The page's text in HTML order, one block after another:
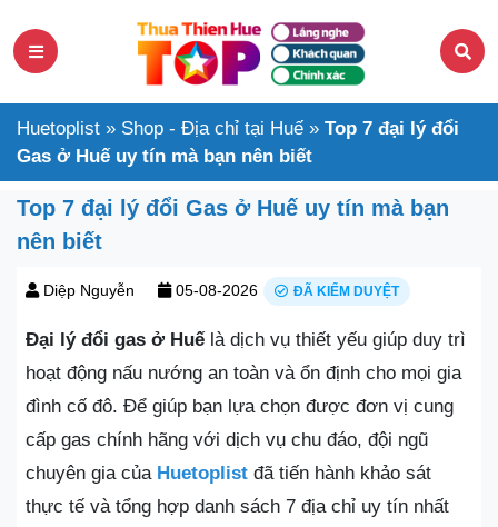
Huetoplist » Shop - Địa chỉ tại Huế » Top 7 đại lý đổi
Gas ở Huế uy tín mà bạn nên biết
Top 7 đại lý đổi Gas ở Huế uy tín mà bạn
nên biết
Diệp Nguyễn 05-08-2026 ĐÃ KIỂM DUYỆT
Đại lý đổi gas ở Huếlà dịch vụ thiết yếu giúp duy trì
hoạt động nấu nướng an toàn và ổn định cho mọi gia
đình cố đô. Để giúp bạn lựa chọn được đơn vị cung
cấp gas chính hãng với dịch vụ chu đáo, đội ngũ
chuyên gia của Huetoplist đã tiến hành khảo sát
thực tế và tổng hợp danh sách 7 địa chỉ uy tín nhất